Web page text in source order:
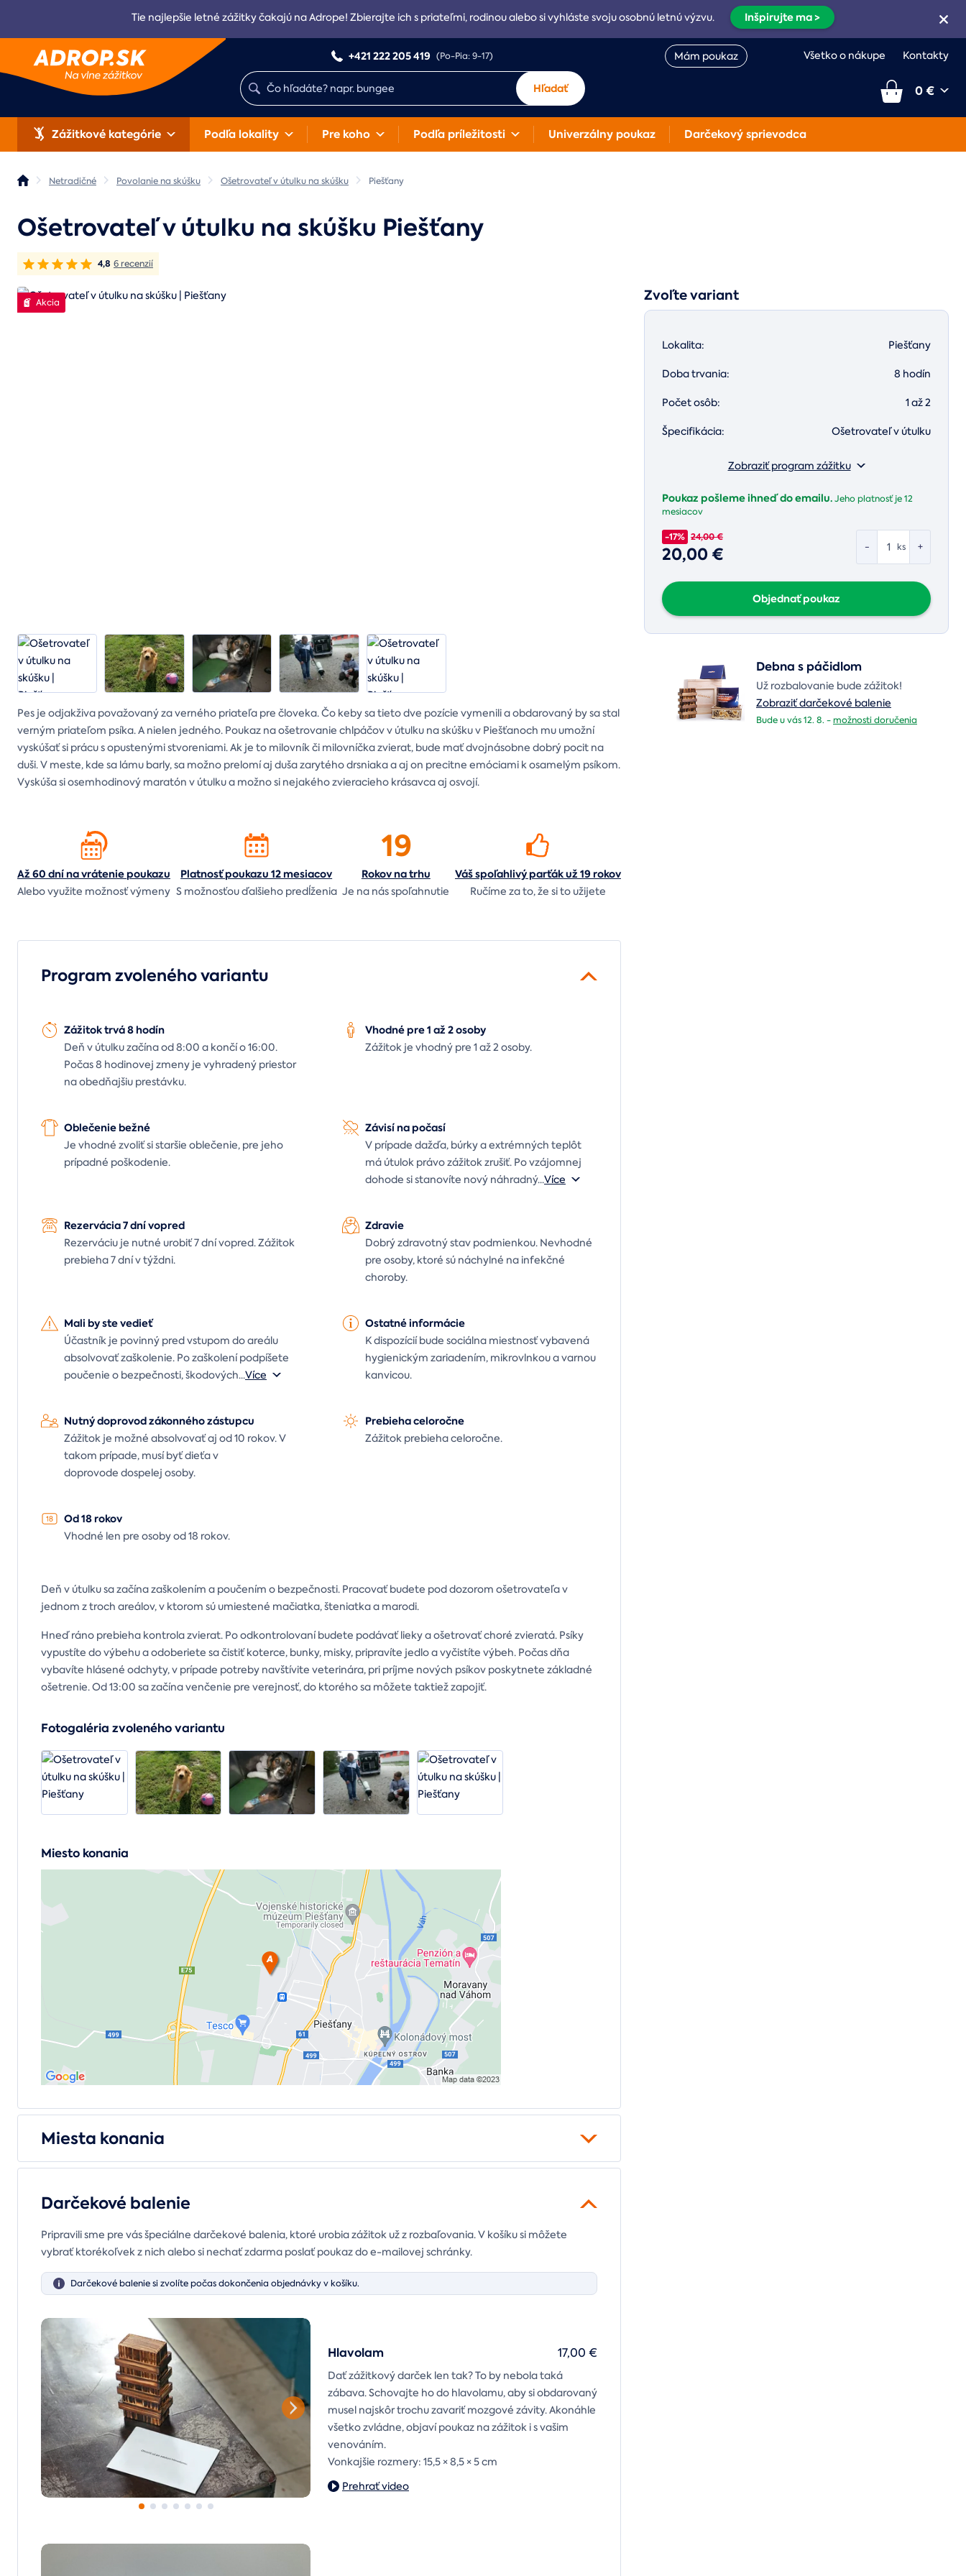
Tie najlepšie letné zážitky čakajú na Adrope! Zbierajte ich s priateľmi, rodinou alebo si vyhláste svoju osobnú letnú výzvu. Inšpirujte ma >
+421 222 205 419 (Po-Pia: 9-17) Mám poukaz Všetko o nákupe Kontakty
Hľadať 0 €
Zážitkové kategórie Podľa lokality Pre koho Podľa príležitosti Univerzálny poukaz Darčekový sprievodca
Netradičné Povolanie na skúšku Ošetrovateľ v útulku na skúšku Piešťany
Ošetrovateľ v útulku na skúšku Piešťany
4,8 6 recenzií
Akcia Zvoľte variant
Lokalita: Piešťany
Doba trvania: 8 hodín
Počet osôb: 1 až 2
Špecifikácia: Ošetrovateľ v útulku
Zobraziť program zážitku
Poukaz pošleme ihneď do emailu.Jeho platnosť je12
mesiacov
- +
ks
-17% 24,00 €
20,00 €
Objednať poukaz
Debna s páčidlom
Už rozbalovanie bude zážitok!
Zobraziť darčekové balenie
Bude u vás 12. 8. -možnosti doručenia
Pes je odjakživa považovaný za verného priateľa pre človeka. Čo keby sa tieto dve pozície vymenili a obdarovaný by sa stal
verným priateľom psíka. A nielen jedného. Poukaz na ošetrovanie chlpáčov v útulku na skúšku v Piešťanoch mu umožní
vyskúšať si prácu s opustenými stvoreniami. Ak je to milovník či milovníčka zvierat, bude mať dvojnásobne dobrý pocit na
duši. V meste, kde sa lámu barly, sa možno prelomí aj duša zarytého drsniaka a aj on precitne emóciami k osamelým psíkom.
Vyskúša si osemhodinový maratón v útulku a možno si nejakého zvieracieho krásavca aj osvojí.
Až 60 dní na vráteniepoukazu
Alebo využite možnosť výmeny
Platnosť poukazu 12 mesiacov
S možnosťou ďalšieho predĺženia
19
Rokov natrhu
Je na násspoľahnutie
Váš spoľahlivý parťák už 19 rokov
Ručíme za to,že si to užijete
Program zvoleného variantu
Zážitok trvá 8 hodín
Deň v útulku začína od 8:00 a končí o 16:00.
Počas 8 hodinovej zmeny je vyhradený priestor
na obedňajšiu prestávku.
Vhodné pre 1 až 2 osoby
Zážitok je vhodný pre 1 až 2 osoby.
Oblečenie bežné
Je vhodné zvoliť si staršie oblečenie, pre jeho
prípadné poškodenie.
Závisí na počasí
V prípade dažďa, búrky a extrémných teplôt
má útulok právo zážitok zrušiť. Po vzájomnej
dohode si stanovíte nový náhradný...Více
Rezervácia 7 dní vopred
Rezerváciu je nutné urobiť 7 dní vopred. Zážitok
prebieha 7 dní v týždni.
Zdravie
Dobrý zdravotný stav podmienkou. Nevhodné
pre osoby, ktoré sú náchylné na infekčné
choroby.
Mali by ste vedieť
Účastník je povinný pred vstupom do areálu
absolvovať zaškolenie. Po zaškolení podpíšete
poučenie o bezpečnosti, škodových...Více
Ostatné informácie
K dispozícií bude sociálna miestnosť vybavená
hygienickým zariadením, mikrovlnkou a varnou
kanvicou.
Nutný doprovod zákonného zástupcu
Zážitok je možné absolvovať aj od 10 rokov. V
takom prípade, musí byť dieťa v
doprovode dospelej osoby.
Prebieha celoročne
Zážitok prebieha celoročne.
Od 18 rokov
Vhodné len pre osoby od 18 rokov.
Deň v útulku sa začína zaškolením a poučením o bezpečnosti. Pracovať budete pod dozorom ošetrovateľa v
jednom z troch areálov, v ktorom sú umiestené mačiatka, šteniatka a marodi.
Hneď ráno prebieha kontrola zvierat. Po odkontrolovaní budete podávať lieky a ošetrovať choré zvieratá. Psíky
vypustíte do výbehu a odoberiete sa čistiť koterce, bunky, misky, pripravíte jedlo a vyčistíte výbeh. Počas dňa
vybavíte hlásené odchyty, v prípade potreby navštívite veterinára, pri príjme nových psíkov poskytnete základné
ošetrenie. Od 13:00 sa začína venčenie pre verejnosť, do ktorého sa môžete taktiež zapojiť.
Fotogaléria zvoleného variantu
Miesto konania
Miesta konania
Darčekové balenie
Pripravili sme pre vás špeciálne darčekové balenia, ktoré urobia zážitok už z rozbaľovania. V košíku si môžete
vybrať ktorékoľvek z nich alebo si nechať zdarma poslať poukaz do e-mailovej schránky.
Darčekové balenie si zvolíte počas dokončenia objednávky v košíku.
Hlavolam
Dať zážitkový darček len tak? To by nebola taká
zábava. Schovajte ho do hlavolamu, aby si obdarovaný
musel najskôr trochu zavariť mozgové závity. Akonáhle
všetko zvládne, objaví poukaz na zážitok i s vašim
venováním.
Vonkajšie rozmery: 15,5 × 8,5 × 5 cm
17,00 €
Prehrať video